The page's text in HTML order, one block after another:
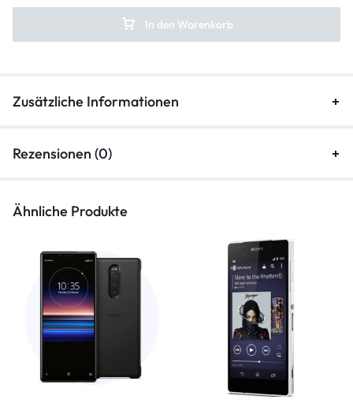
hauptkamera-reparatur
kameraglasreparatur
In den Warenkorb
Zusätzliche Informationen
Rezensionen (0)
Ähnliche Produkte